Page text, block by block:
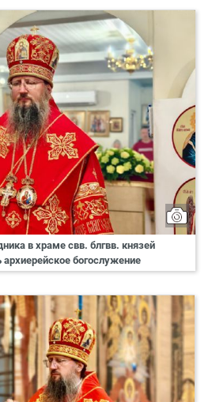
в храме свв. блгвв. князей
архиерейское богослужение